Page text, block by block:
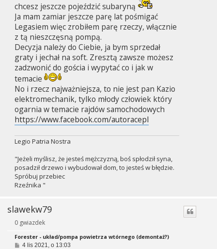
chcesz jeszcze pojeździć subaryną
Ja mam zamiar jeszcze parę lat pośmigać
Legasiem więc zrobiłem parę rzeczy, włącznie
z tą nieszczęsną pompą.
Decyzja należy do Ciebie, ja bym sprzedał
graty i jechał na soft. Zresztą zawsze możesz
zadzwonić do gościa i wypytać co i jak w
temacie
No i rzecz najważniejsza, to nie jest pan Kazio
elektromechanik, tylko młody człowiek który
ogarnia w temacie rajdów samochodowych
https://www.facebook.com/autoracepl
Legio Patria Nostra
"Jeżeli myślisz, że jesteś mężczyzną, boś spłodził syna,
posadził drzewo i wybudował dom, to jesteś w błędzie.
Spróbuj przebiec
Rzeźnika "
slawekw79
0 gwiazdek
Forester - układ/pompa powietrza wtórnego (demontaż?)
P4 lis 2021, o 13:03